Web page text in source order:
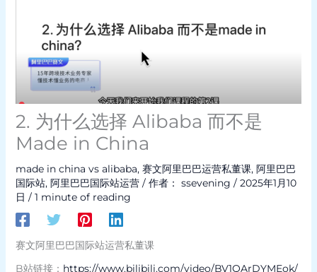
2. 为什么选择 Alibaba 而不是
Made in China
made in china vs alibaba, 赛文阿里巴巴运营私董课, 阿里巴巴
国际站, 阿里巴巴国际站运营/ 作者： ssevening / 2025年1月10
日 / 1 minute of reading
赛文阿里巴巴国际站运营私董课
B站链接： https://www.bilibili.com/video/BV1QArDYMEok/